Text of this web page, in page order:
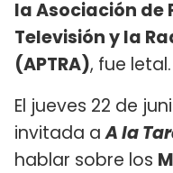
la Asociación de
Televisión y la
(APTRA), fue letal.
El jueves 22 de
invitada aA la
hablar sobre los